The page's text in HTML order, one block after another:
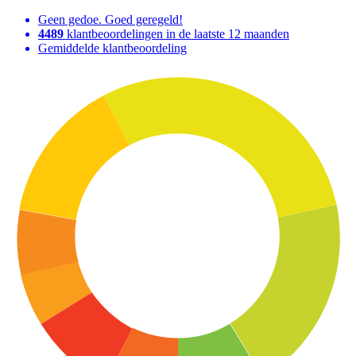
Geen gedoe. Goed geregeld!
4489 klantbeoordelingen in de laatste 12 maanden
Gemiddelde klantbeoordeling